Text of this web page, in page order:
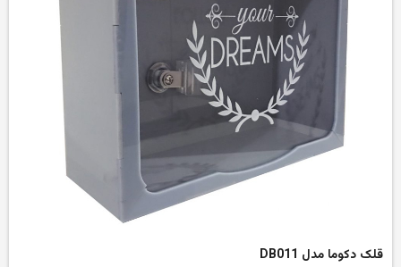
قلک دکوما مدل DB011